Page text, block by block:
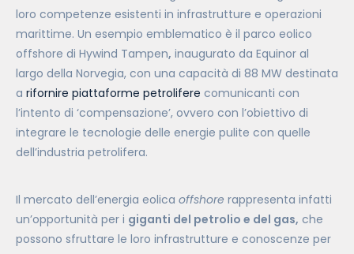
loro competenze esistenti in infrastrutture e operazioni
marittime. Un esempio emblematico è il parco eolico
offshore di Hywind Tampen, inaugurato da Equinor al
largo della Norvegia, con una capacità di 88 MW destinata
a rifornire piattaforme petrolifere comunicanti con
l’intento di ‘compensazione’, ovvero con l’obiettivo di
integrare le tecnologie delle energie pulite con quelle
dell’industria petrolifera.
Il mercato dell’energia eolica offshore rappresenta infatti
un’opportunità per i giganti del petrolio e del gas, che
possono sfruttare le loro infrastrutture e conoscenze per